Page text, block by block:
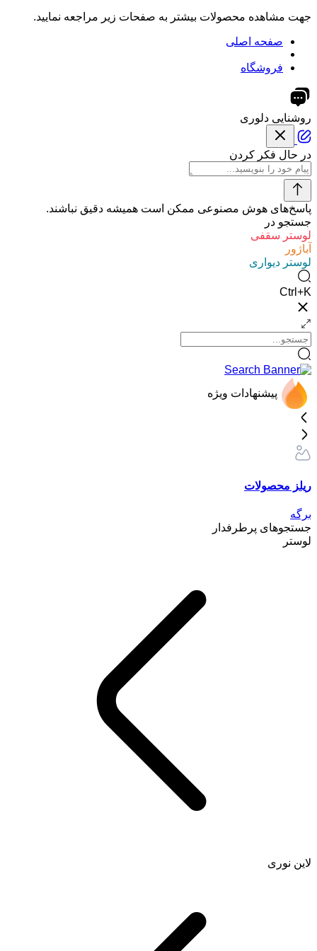
جهت مشاهده محصولات بیشتر به صفحات زیر مراجعه نمایید.
صفحه اصلی
فروشگاه
روشنایی دلوری
در حال فکر کردن
پاسخ‌های هوش مصنوعی ممکن است همیشه دقیق نباشند.
جستجو در
لوستر سقفی
آباژور
لوستر دیواری
Ctrl+K
پیشنهادات ویژه
ریلز محصولات
برگه
جستجوهای پرطرفدار
لوستر
لاین نوری